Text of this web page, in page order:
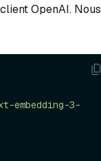
OpenAI. Nous
embedding-3-